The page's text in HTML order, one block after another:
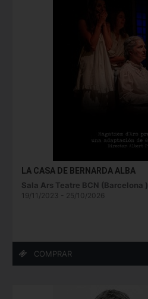
LA CASA DE BERNARDA ALBA
Sala Ars Teatre BCN (Barcelona )
19/11/2023 - 25/10/2026